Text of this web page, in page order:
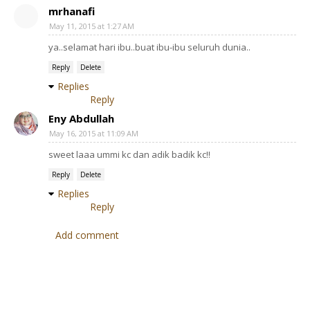
mrhanafi
May 11, 2015 at 1:27 AM
ya..selamat hari ibu..buat ibu-ibu seluruh dunia..
Reply Delete
Replies
Reply
Eny Abdullah
May 16, 2015 at 11:09 AM
sweet laaa ummi kc dan adik badik kc!!
Reply Delete
Replies
Reply
Add comment